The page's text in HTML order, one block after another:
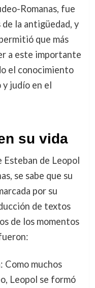
Romanas, fue
la antigüedad, y
que más
a este importante
el conocimiento
judío en el
su vida
Esteban de Leopol
se sabe que su
por su
de textos
de los momentos
: Como muchos
Leopol se formó